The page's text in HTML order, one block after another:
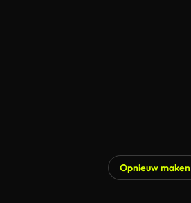
Opnieuw maken